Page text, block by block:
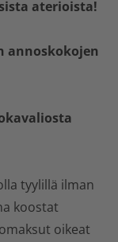
aterioista!
annoskokojen
tyylillä ilman
koostat
oikeat